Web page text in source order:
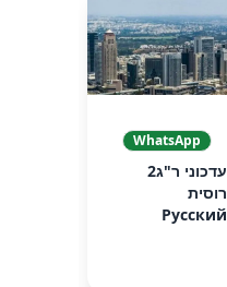
WhatsApp
עדכוני ר"ג2
רוסית
Русский